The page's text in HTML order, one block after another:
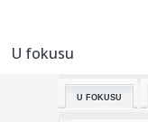
23:48:
23:47: Škoda
U fokusu
U FOKUSU